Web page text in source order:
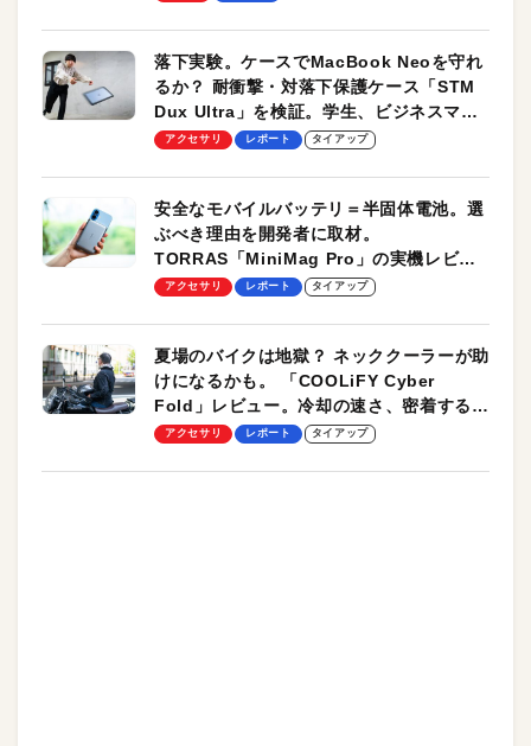
落下実験。ケースでMacBook Neoを守れ
るか？ 耐衝撃・対落下保護ケース「STM
Dux Ultra」を検証。学生、ビジネスマン
のモバイルユースに最適！
アクセサリ レポート タイアップ
安全なモバイルバッテリ＝半固体電池。選
ぶべき理由を開発者に取材。
TORRAS「MiniMag Pro」の実機レビュ
ーも
アクセサリ レポート タイアップ
夏場のバイクは地獄？ ネッククーラーが助
けになるかも。 「COOLiFY Cyber
Fold」レビュー。冷却の速さ、密着する冷
却プレート、シンプルな操作性がグッド！
アクセサリ レポート タイアップ